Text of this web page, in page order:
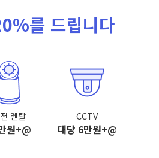
를 드립니다
렌탈
원+@
CCTV
대당 6만원+@